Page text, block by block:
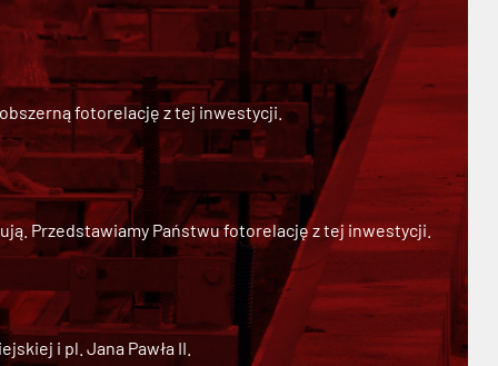
fotorelację z tej inwestycji.
Przedstawiamy Państwu fotorelację z tej inwestycji.
i pl. Jana Pawła II.